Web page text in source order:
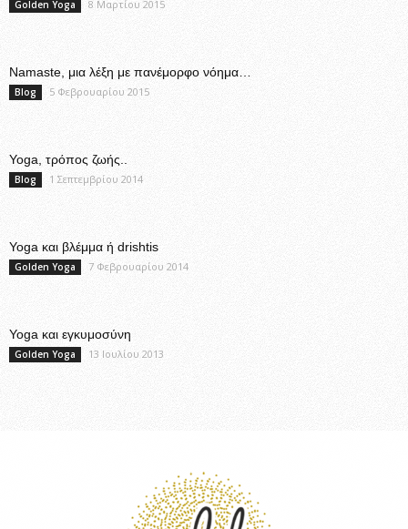
Golden Yoga 8 Μαρτίου 2015
Namaste, μια λέξη με πανέμορφο νόημα…
Blog 5 Φεβρουαρίου 2015
Yoga, τρόπος ζωής..
Blog 1 Σεπτεμβρίου 2014
Yoga και βλέμμα ή drishtis
Golden Yoga 7 Φεβρουαρίου 2014
Yoga και εγκυμοσύνη
Golden Yoga 13 Ιουλίου 2013